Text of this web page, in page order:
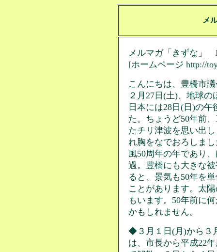
メ
メルマガ「きずな」
[ホームページ http://
こんにちは、豊橋市
２月27日(土)、地球
日本には28日(日)の
た。ちょうど50年前
たチリ津波を思い出
れ胸をなでおろしま
風50周年の年であり
過。豊橋にも大きな
ると、景気も50年を
ことがあります。太
もいます。50年前に
かもしれません。
◆３月１日(月)から３
は、市長から平成22